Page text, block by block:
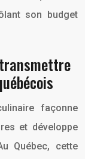
son budget
façonne
et développe
Québec, cette